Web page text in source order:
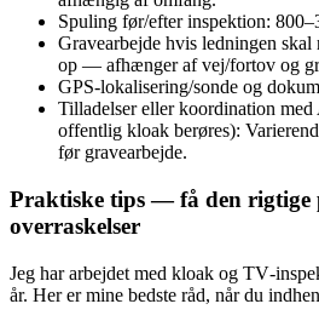
Spuling før/efter inspektion:
Gravearbejde hvis ledningen skal
op — afhænger af vej/fortov og
GPS‑lokalisering/sonde og
Tilladelser eller koordination
offentlig kloak berøres):
før gravearbejde.
Praktiske tips — få den rigtige
overraskelser
Jeg har arbejdet med kloak og
år. Her er mine bedste råd, når du